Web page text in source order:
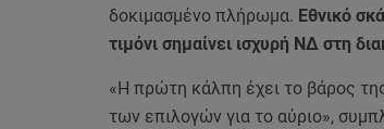
δοκιμασμένο πλήρωμα. Εθνικό
τιμόνι σημαίνει ισχυρή ΝΔ στη
«Η πρώτη κάλπη έχει το βάρος
των επιλογών για το αύριο»,